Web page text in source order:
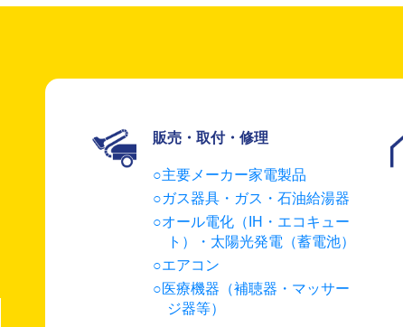
販売・取付・修理
主要メーカー家電製品
ガス器具・ガス・石油給湯器
オール電化（IH・エコキュー
ト）・太陽光発電（蓄電池）
エアコン
医療機器（補聴器・マッサー
ジ器等）